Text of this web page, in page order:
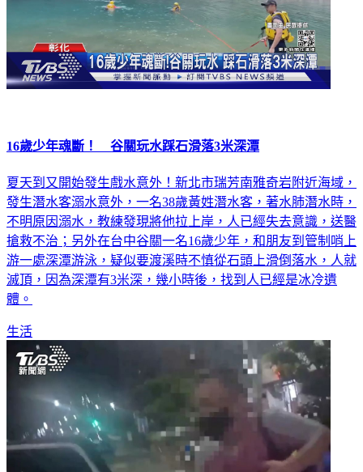
16歲少年魂斷！ 谷關玩水踩石滑落3米深潭
夏天到又開始發生戲水意外！新北市瑞芳南雅奇岩附近海域，
發生潛水客溺水意外，一名38歲黃姓潛水客，著水肺潛水時，
不明原因溺水，教練發現將他拉上岸，人已經失去意識，送醫
搶救不治；另外在台中谷關一名16歲少年，和朋友到管制哨上
游一處深潭游泳，疑似要渡溪時不慎從石頭上滑倒落水，人就
滅頂，因為深潭有3米深，幾小時後，找到人已經是冰冷遺
體。
生活